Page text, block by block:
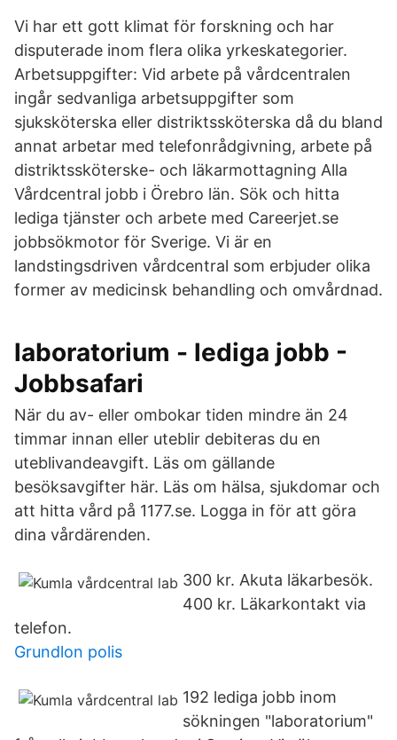
Vi har ett gott klimat för forskning och har
disputerade inom flera olika yrkeskategorier.
Arbetsuppgifter: Vid arbete på vårdcentralen
ingår sedvanliga arbetsuppgifter som
sjuksköterska eller distriktssköterska då du bland
annat arbetar med telefonrådgivning, arbete på
distriktssköterske- och läkarmottagning Alla
Vårdcentral jobb i Örebro län. Sök och hitta
lediga tjänster och arbete med Careerjet.se
jobbsökmotor för Sverige. Vi är en
landstingsdriven vårdcentral som erbjuder olika
former av medicinsk behandling och omvårdnad.
laboratorium - lediga jobb -
Jobbsafari
När du av- eller ombokar tiden mindre än 24
timmar innan eller uteblir debiteras du en
uteblivandeavgift. Läs om gällande
besöksavgifter här. Läs om hälsa, sjukdomar och
att hitta vård på 1177.se. Logga in för att göra
dina vårdärenden.
300 kr. Akuta läkarbesök.
400 kr. Läkarkontakt via
telefon.
Grundlon polis
192 lediga jobb inom
sökningen "laboratorium"